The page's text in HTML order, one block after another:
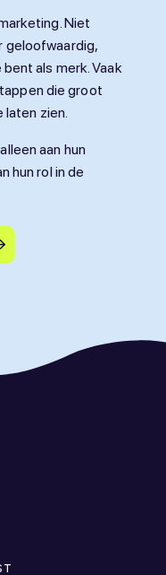
Niet
geloofwaardig,
als merk. Vaak
die groot
zien.
aan hun
hun rol in de